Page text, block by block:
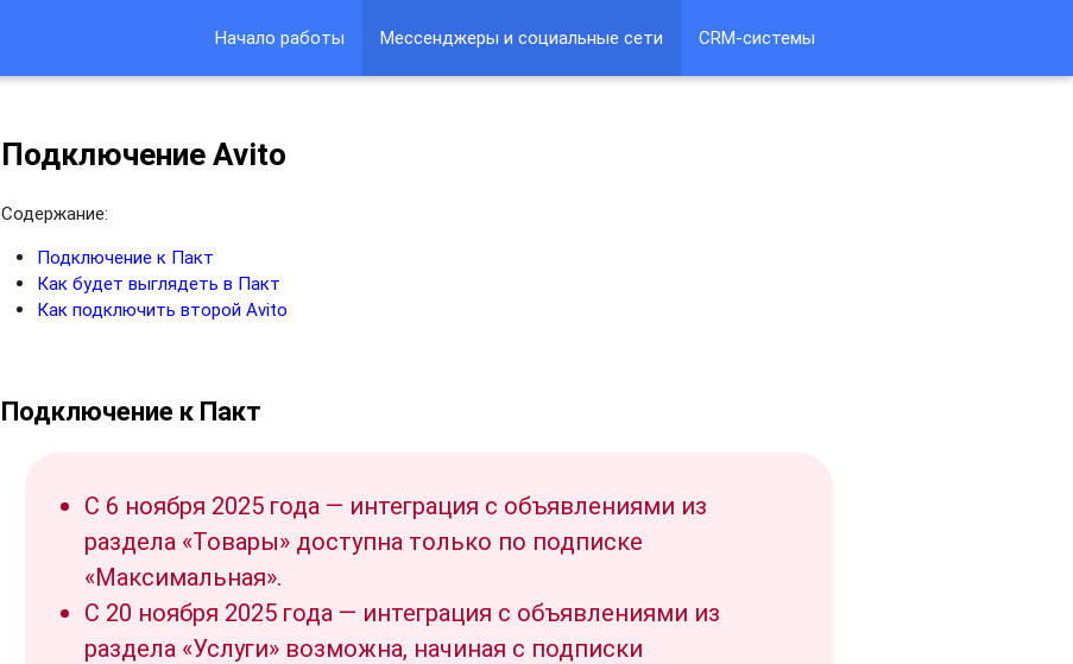
Начало работы Мессенджеры и социальные сети CRM-системы
Подключение Avito
Содержание:
Подключение к Пакт
Как будет выглядеть в Пакт
Как подключить второй Avito
Подключение к Пакт
С 6 ноября 2025 года — интеграция с объявлениями из
раздела «Товары» доступна только по подписке
«Максимальная».
С 20 ноября 2025 года — интеграция с объявлениями из
раздела «Услуги» возможна, начиная с подписки